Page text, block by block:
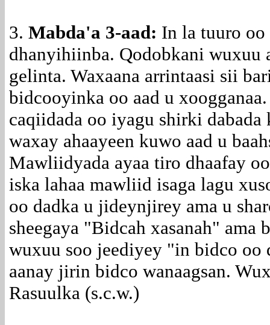
3. Mabda'a 3-aad: In la tuuro
dhanyihiinba. Qodobkani wuxuu
gelinta. Waxaana arrintaasi sii
bidcooyinka oo aad u
caqiidada oo iyagu shirki
waxay ahaayeen kuwo aad u
Mawliidyada ayaa tiro dhaafay
iska lahaa mawliid isaga lagu
oo dadka u jideynjirey ama u
sheegaya "Bidcah xasanah" ama
wuxuu soo jeediyey "in bidco oo
aanay jirin bidco wanaagsan.
Rasuulka (s.c.w.)